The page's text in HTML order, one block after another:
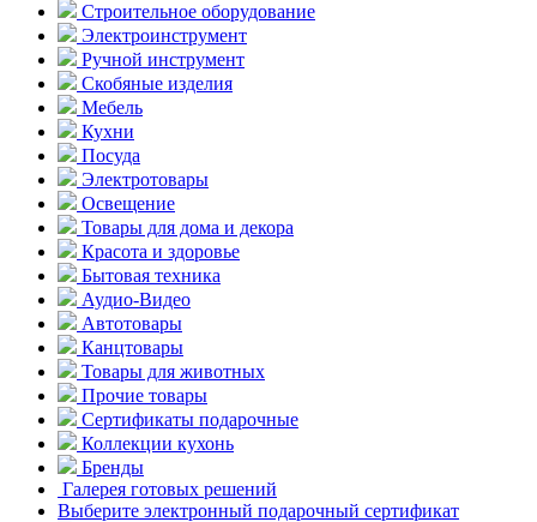
Строительное оборудование
Электроинструмент
Ручной инструмент
Скобяные изделия
Мебель
Кухни
Посуда
Электротовары
Освещение
Товары для дома и декора
Красота и здоровье
Бытовая техника
Аудио-Видео
Автотовары
Канцтовары
Товары для животных
Прочие товары
Сертификаты подарочные
Коллекции кухонь
Бренды
Галерея готовых решений
Выберите электронный подарочный сертификат